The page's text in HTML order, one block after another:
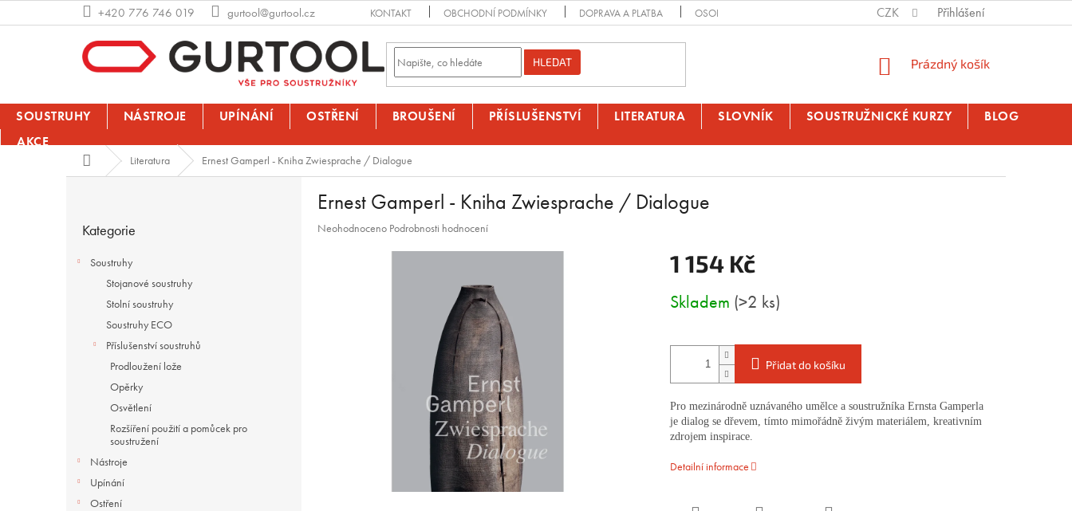
na
+420 776 746 019 gurtool@gurtool.cz KONTAKT OBCHODNÍ PODMÍNKY DOPRAVA A PLATBA OSOBNÍ ÚDAJE CZK Přihlášení
HLEDAT
NÁKUPNÍ
Prázdný košík
SOUSTRUHY NÁSTROJE UPÍNÁNÍ OSTŘENÍ BROUŠENÍ PŘÍSLUŠENSTVÍ LITERATURA SLOVNÍK SOUSTRUŽNICKÉ KURZY
BLOG
AKCE
Domů Literatura Ernest Gamperl - Kniha Zwiesprache / Dialogue
kategorie
Kategorie
Soustruhy
Stojanové soustruhy
Stolní soustruhy
Soustruhy ECO
Příslušenství soustruhů
Prodloužení lože
Opěrky
Osvětlení
Rozšíření použití a pomůcek pro
soustružení
Nástroje
Upínání
Ostření
Ernest Gamperl - Kniha Zwiesprache / Dialogue
Průměrné
Neohodnoceno Podrobnosti hodnocení
1 154 Kč
cena:
Skladem (>2 ks)
Přidat do košíku
Pro mezinárodně uznávaného umělce a soustružníka Ernsta Gamperla
je dialog se dřevem, tímto mimořádně živým materiálem, kreativním
zdrojem inspirace.
Detailní informace